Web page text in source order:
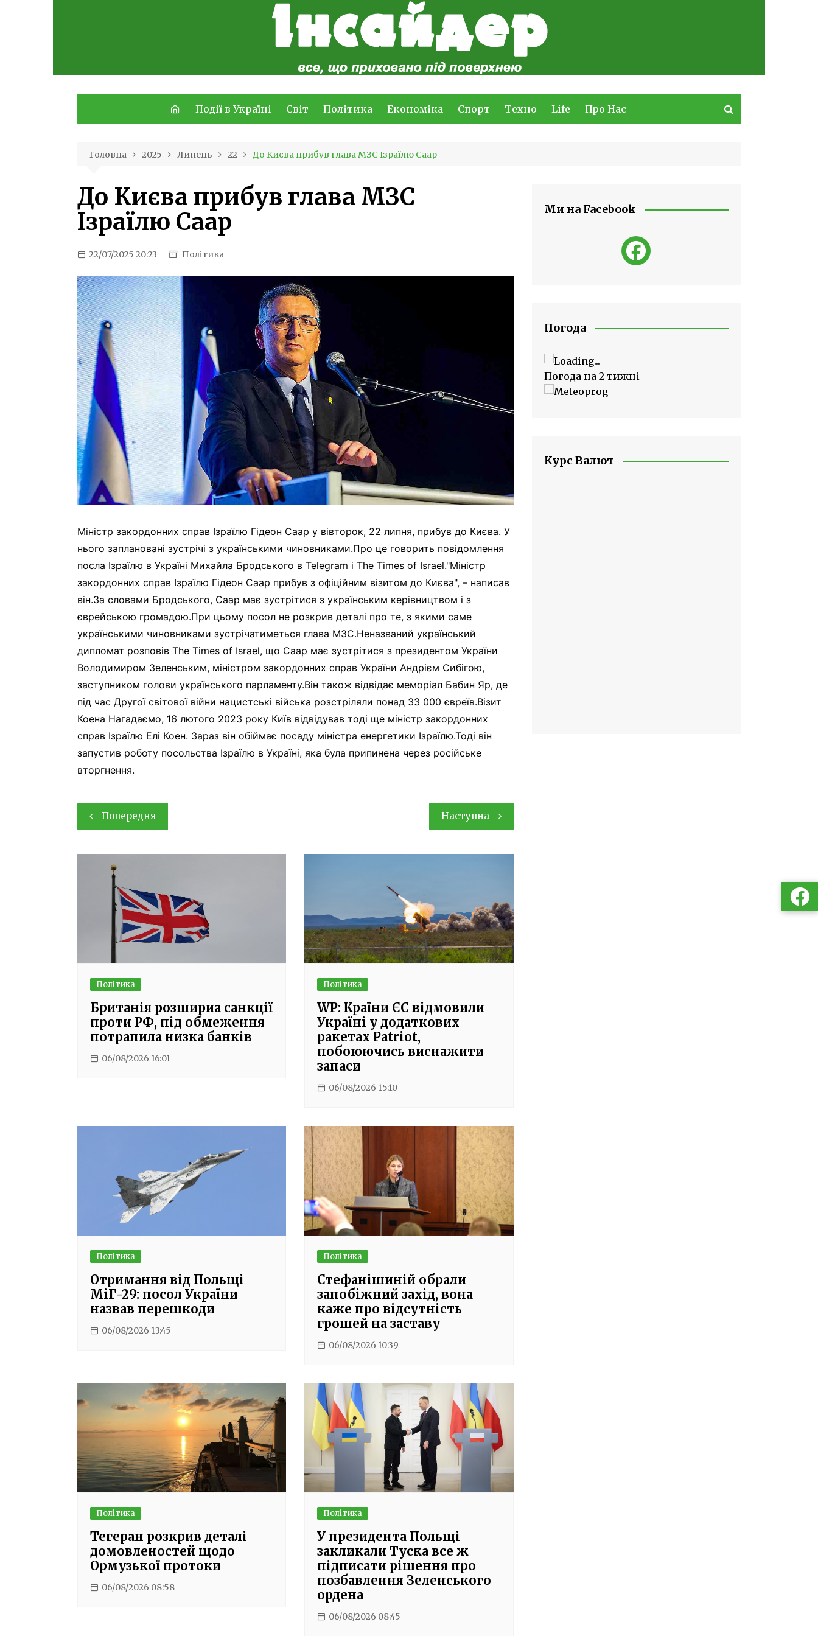
Події в Україні Світ Політика Економіка Спорт Техно Life Про Нас
Головна 2025 Липень 22 До Києва прибув глава МЗС Ізраїлю Саар
До Києва прибув глава МЗС
Ізраїлю Саар
22/07/2025 20:23 Політика
Міністр закордонних справ Ізраїлю Гідеон Саар у вівторок, 22 липня, прибув до Києва. У
нього заплановані зустрічі з українськими чиновниками.Про це говорить повідомлення
посла Ізраїлю в Україні Михайла Бродського в Telegram і The Times of Israel."Міністр
закордонних справ Ізраїлю Гідеон Саар прибув з офіційним візитом до Києва", – написав
він.За словами Бродського, Саар має зустрітися з українським керівництвом і з
єврейською громадою.При цьому посол не розкрив деталі про те, з якими саме
українськими чиновниками зустрічатиметься глава МЗС.Неназваний український
дипломат розповів The Times of Israel, що Саар має зустрітися з президентом України
Володимиром Зеленським, міністром закордонних справ України Андрієм Сибігою,
заступником голови українського парламенту.Він також відвідає меморіал Бабин Яр, де
під час Другої світової війни нацистські війська розстріляли понад 33 000 євреїв.Візит
Коена Нагадаємо, 16 лютого 2023 року Київ відвідував тоді ще міністр закордонних
справ Ізраїлю Елі Коен. Зараз він обіймає посаду міністра енергетики Ізраїлю.Тоді він
запустив роботу посольства Ізраїлю в Україні, яка була припинена через російське
вторгнення.
Навігація
записів
Попередня Наступна
Політика
Британія розшириа санкції
проти РФ, під обмеження
потрапила низка банків
06/08/2026 16:01
Політика
WP: Країни ЄС відмовили
Україні у додаткових
ракетах Patriot,
побоюючись виснажити
запаси
06/08/2026 15:10
Політика
Отримання від Польщі
МіГ-29: посол України
назвав перешкоди
06/08/2026 13:45
Політика
Стефанішиній обрали
запобіжний захід, вона
каже про відсутність
грошей на заставу
06/08/2026 10:39
Політика
Тегеран розкрив деталі
домовленостей щодо
Ормузької протоки
06/08/2026 08:58
Політика
У президента Польщі
закликали Туска все ж
підписати рішення про
позбавлення Зеленського
ордена
06/08/2026 08:45
Ми на Facebook
Погода
Погода на 2 тижні
Курс Валют